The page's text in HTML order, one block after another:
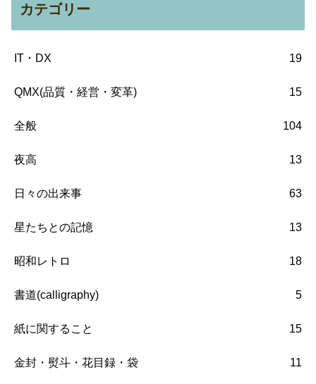
カテゴリー
IT・DX 19
QMX(品質・経営・変革) 15
全般 104
夜高 13
日々の出来事 63
星たちとの記憶 13
昭和レトロ 18
書道(calligraphy) 5
紙に関すること 15
金封・熨斗・花目録・袋 11